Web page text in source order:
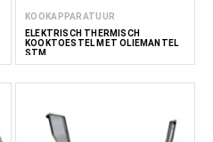
KOOKAPPARATUUR
ELEKTRISCH THERMISCH
KOOKTOESTEL MET OLIEMANTEL
STM